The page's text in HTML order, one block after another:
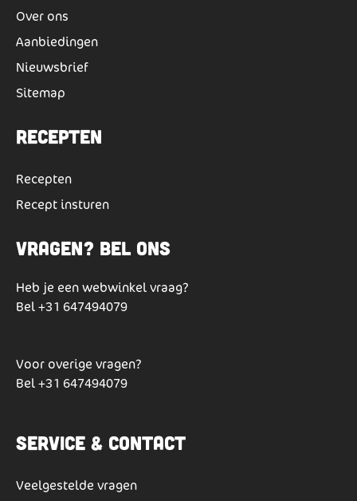
Over ons
Aanbiedingen
Nieuwsbrief
Sitemap
Recepten
Recepten
Recept insturen
Vragen? Bel ons
Heb je een webwinkel vraag?
Bel+31 647494079
Voor overige vragen?
Bel+31 647494079
Service & Contact
Veelgestelde vragen